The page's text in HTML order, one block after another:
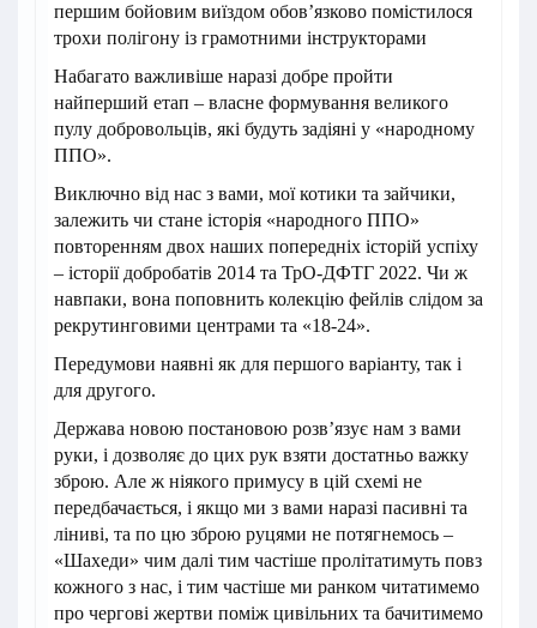
першим бойовим виїздом обов’язково помістилося
трохи полігону із грамотними інструкторами
Набагато важливіше наразі добре пройти
найперший етап – власне формування великого
пулу добровольців, які будуть задіяні у «народному
ППО».
Виключно від нас з вами, мої котики та зайчики,
залежить чи стане історія «народного ППО»
повторенням двох наших попередніх історій успіху
– історії добробатів 2014 та ТрО-ДФТГ 2022. Чи ж
навпаки, вона поповнить колекцію фейлів слідом за
рекрутинговими центрами та «18-24».
Передумови наявні як для першого варіанту, так і
для другого.
Держава новою постановою розв’язує нам з вами
руки, і дозволяє до цих рук взяти достатньо важку
зброю. Але ж ніякого примусу в цій схемі не
передбачається, і якщо ми з вами наразі пасивні та
ліниві, та по цю зброю руцями не потягнемось –
«Шахеди» чим далі тим частіше пролітатимуть повз
кожного з нас, і тим частіше ми ранком читатимемо
про чергові жертви поміж цивільних та бачитимемо